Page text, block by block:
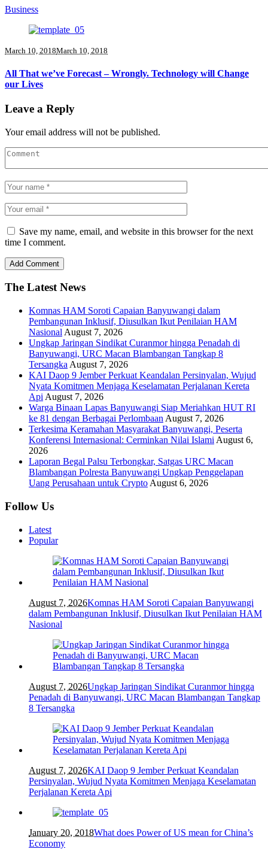
Business
March 10, 2018March 10, 2018
All That we’ve Forecast – Wrongly. Technology will Change
our Lives
Leave a Reply
Your email address will not be published.
Save my name, email, and website in this browser for the next
time I comment.
The Latest News
Komnas HAM Soroti Capaian Banyuwangi dalam
Pembangunan Inklusif, Diusulkan Ikut Penilaian HAM
Nasional August 7, 2026
Ungkap Jaringan Sindikat Curanmor hingga Penadah di
Banyuwangi, URC Macan Blambangan Tangkap 8
Tersangka August 7, 2026
KAI Daop 9 Jember Perkuat Keandalan Persinyalan, Wujud
Nyata Komitmen Menjaga Keselamatan Perjalanan Kereta
Api August 7, 2026
Warga Binaan Lapas Banyuwangi Siap Meriahkan HUT RI
ke 81 dengan Berbagai Perlombaan August 7, 2026
Terkesima Keramahan Masyarakat Banyuwangi, Peserta
Konferensi Internasional: Cerminkan Nilai Islami August 6,
2026
Laporan Begal Palsu Terbongkar, Satgas URC Macan
Blambangan Polresta Banyuwangi Ungkap Penggelapan
Uang Perusahaan untuk Crypto August 6, 2026
Follow Us
Latest
Popular
August 7, 2026Komnas HAM Soroti Capaian Banyuwangi
dalam Pembangunan Inklusif, Diusulkan Ikut Penilaian HAM
Nasional
August 7, 2026Ungkap Jaringan Sindikat Curanmor hingga
Penadah di Banyuwangi, URC Macan Blambangan Tangkap
8 Tersangka
August 7, 2026KAI Daop 9 Jember Perkuat Keandalan
Persinyalan, Wujud Nyata Komitmen Menjaga Keselamatan
Perjalanan Kereta Api
January 20, 2018What does Power of US mean for China’s
Economy